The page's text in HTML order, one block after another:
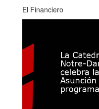
El Financiero